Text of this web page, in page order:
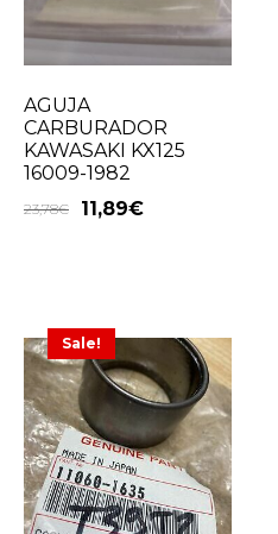
AGUJA
CARBURADOR
KAWASAKI KX125
16009-1982
23,78€ 11,89€
Sale!